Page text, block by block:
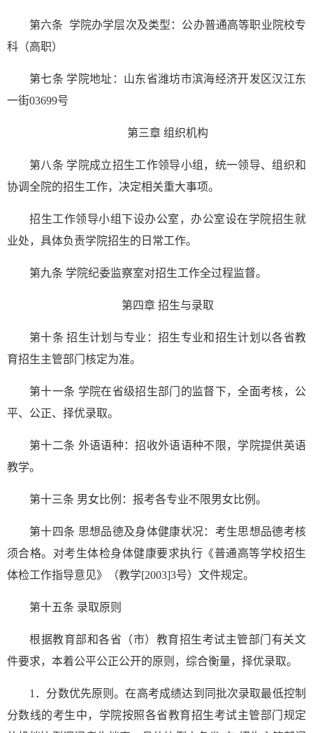
第六条 学院办学层次及类型：公办普通高等职业院校专
科（高职）
第七条 学院地址：山东省潍坊市滨海经济开发区汉江东
一街03699号
第三章 组织机构
第八条 学院成立招生工作领导小组，统一领导、组织和
协调全院的招生工作，决定相关重大事项。
招生工作领导小组下设办公室，办公室设在学院招生就
业处，具体负责学院招生的日常工作。
第九条 学院纪委监察室对招生工作全过程监督。
第四章 招生与录取
第十条 招生计划与专业：招生专业和招生计划以各省教
育招生主管部门核定为准。
第十一条 学院在省级招生部门的监督下，全面考核，公
平、公正、择优录取。
第十二条 外语语种：招收外语语种不限，学院提供英语
教学。
第十三条 男女比例：报考各专业不限男女比例。
第十四条 思想品德及身体健康状况：考生思想品德考核
须合格。对考生体检身体健康要求执行《普通高等学校招生
体检工作指导意见》（教学[2003]3号）文件规定。
第十五条 录取原则
根据教育部和各省（市）教育招生考试主管部门有关文
件要求，本着公平公正公开的原则，综合衡量，择优录取。
1．分数优先原则。在高考成绩达到同批次录取最低控制
分数线的考生中，学院按照各省教育招生考试主管部门规定